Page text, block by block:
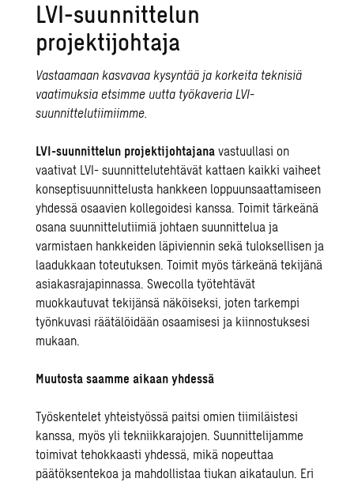
LVI-suunnittelun
projektijohtaja
Vastaamaan kasvavaa kysyntää ja korkeita teknisiä
vaatimuksia etsimme uutta työkaveria LVI-
suunnittelutiimiimme.
LVI-suunnittelun projektijohtajana vastuullasi on
vaativat LVI- suunnittelutehtävät kattaen kaikki vaiheet
konseptisuunnittelusta hankkeen loppuunsaattamiseen
yhdessä osaavien kollegoidesi kanssa. Toimit tärkeänä
osana suunnittelutiimiä johtaen suunnittelua ja
varmistaen hankkeiden läpiviennin sekä tuloksellisen ja
laadukkaan toteutuksen. Toimit myös tärkeänä tekijänä
asiakasrajapinnassa. Swecolla työtehtävät
muokkautuvat tekijänsä näköiseksi, joten tarkempi
työnkuvasi räätälöidään osaamisesi ja kiinnostuksesi
mukaan.
Muutosta saamme aikaan yhdessä
Työskentelet yhteistyössä paitsi omien tiimiläistesi
kanssa, myös yli tekniikkarajojen. Suunnittelijamme
toimivat tehokkaasti yhdessä, mikä nopeuttaa
päätöksentekoa ja mahdollistaa tiukan aikataulun. Eri